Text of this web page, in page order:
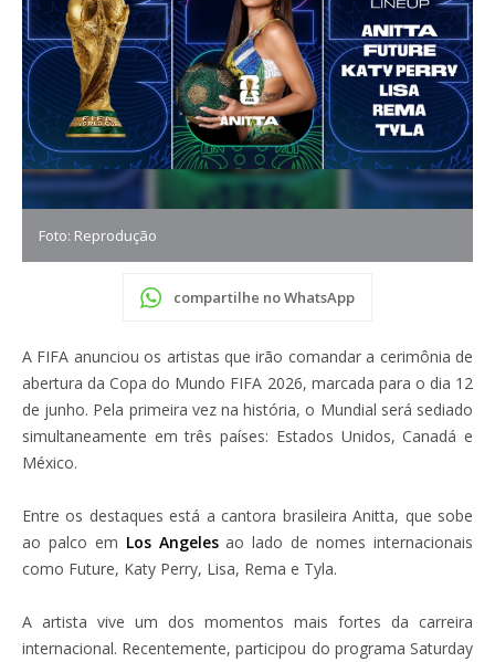
Foto: Reprodução
compartilhe no WhatsApp
A FIFA anunciou os artistas que irão comandar a cerimônia de
abertura da Copa do Mundo FIFA 2026, marcada para o dia 12
de junho. Pela primeira vez na história, o Mundial será sediado
simultaneamente em três países: Estados Unidos, Canadá e
México.
Entre os destaques está a cantora brasileira Anitta, que sobe
ao palco em Los Angelesao lado de nomes internacionais
como Future, Katy Perry, Lisa, Rema e Tyla.
A artista vive um dos momentos mais fortes da carreira
internacional. Recentemente, participou do programa Saturday